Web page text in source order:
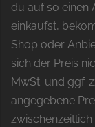
du auf so einen
einkaufst,
Shop oder
sich der Preis
MwSt. und ggf.
angegebene
zwischenzeitlich